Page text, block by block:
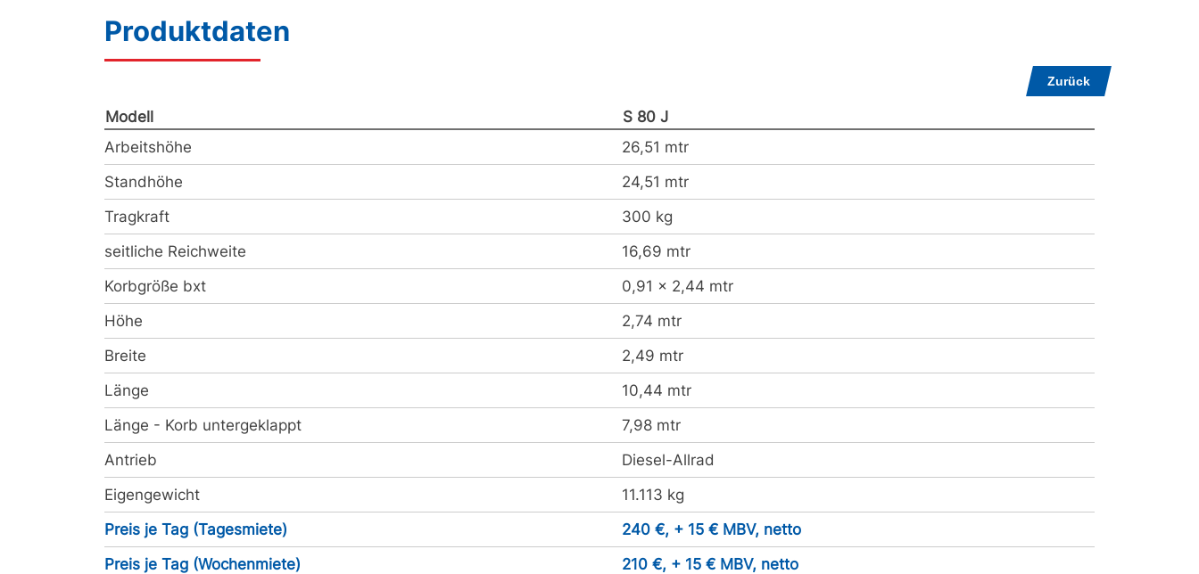
Produktdaten
Zurück
Modell
S 80 J
Arbeitshöhe
26,51 mtr
Standhöhe
24,51 mtr
Tragkraft
300 kg
seitliche Reichweite
16,69 mtr
Korbgröße bxt
0,91 x 2,44 mtr
Höhe
2,74 mtr
Breite
2,49 mtr
Länge
10,44 mtr
Länge - Korb untergeklappt
7,98 mtr
Antrieb
Diesel-Allrad
Eigengewicht
11.113 kg
Preis je Tag (Tagesmiete)
240 €, + 15 € MBV, netto
Preis je Tag (Wochenmiete)
210 €, + 15 € MBV, netto